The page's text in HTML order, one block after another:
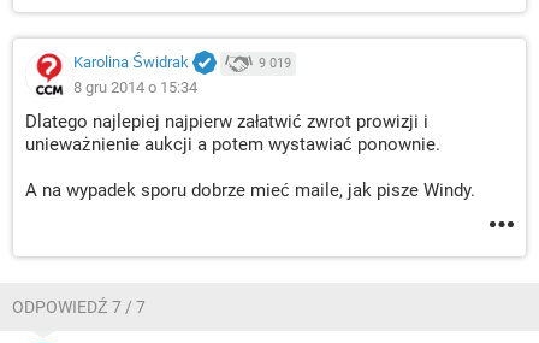
Karolina Świdrak 9 019
8 gru 2014 o 15:34
Dlatego najlepiej najpierw załatwić zwrot prowizji i
unieważnienie aukcji a potem wystawiać ponownie.
A na wypadek sporu dobrze mieć maile, jak pisze Windy.
ODPOWIEDŹ 7 / 7